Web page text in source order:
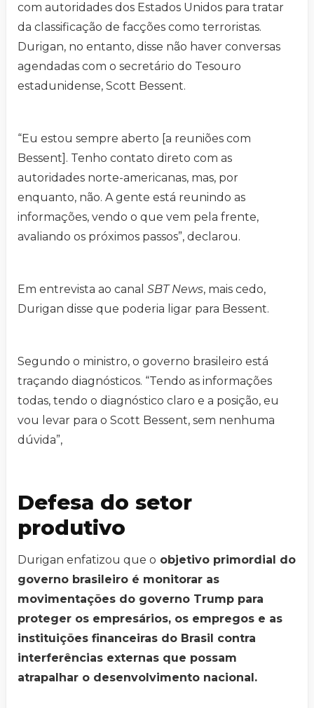
com autoridades dos Estados Unidos para tratar
da classificação de facções como terroristas.
Durigan, no entanto, disse não haver conversas
agendadas com o secretário do Tesouro
estadunidense, Scott Bessent.
“Eu estou sempre aberto [a reuniões com
Bessent]. Tenho contato direto com as
autoridades norte-americanas, mas, por
enquanto, não. A gente está reunindo as
informações, vendo o que vem pela frente,
avaliando os próximos passos”, declarou.
Em entrevista ao canal SBT News, mais cedo,
Durigan disse que poderia ligar para Bessent.
Segundo o ministro, o governo brasileiro está
traçando diagnósticos. “Tendo as informações
todas, tendo o diagnóstico claro e a posição, eu
vou levar para o Scott Bessent, sem nenhuma
dúvida”,
Defesa do setor
produtivo
Durigan enfatizou que o objetivo primordial do
governo brasileiro é monitorar as
movimentações do governo Trump para
proteger os empresários, os empregos e as
instituições financeiras do Brasil contra
interferências externas que possam
atrapalhar o desenvolvimento nacional.